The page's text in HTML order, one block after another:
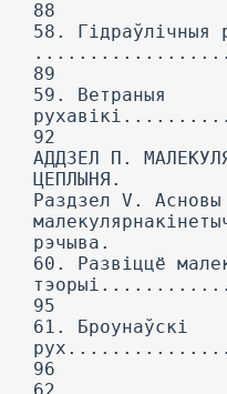
88
58. Гідраўлічныя
89
59. Ветраныя
92
АДДЗЕЛ П.
ЦЕПЛЫНЯ.
Раздзел V. Асновы
рэчыва.
60. Развіццё
95
61. Броунаўскі
96